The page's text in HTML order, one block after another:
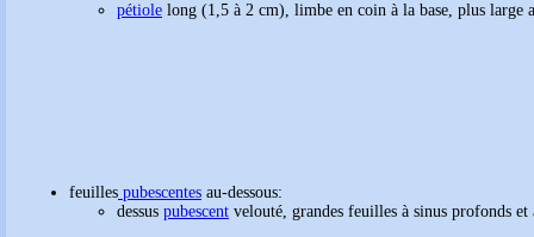
pétiole long (1,5 à 2 cm), limbe en coin à la base, plus large
feuilles pubescentes au-dessous:
dessus pubescent velouté, grandes feuilles à sinus profonds